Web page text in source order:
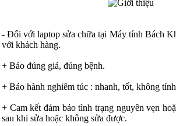
- Đối với laptop sửa chữa tại Máy tính Bách
với khách hàng.
+ Báo đúng giá, đúng bệnh.
+ Bảo hành nghiêm túc : nhanh, tốt, không
+ Cam kết đảm bảo tình trạng nguyên vẹn
sau khi sửa hoặc không sửa được.